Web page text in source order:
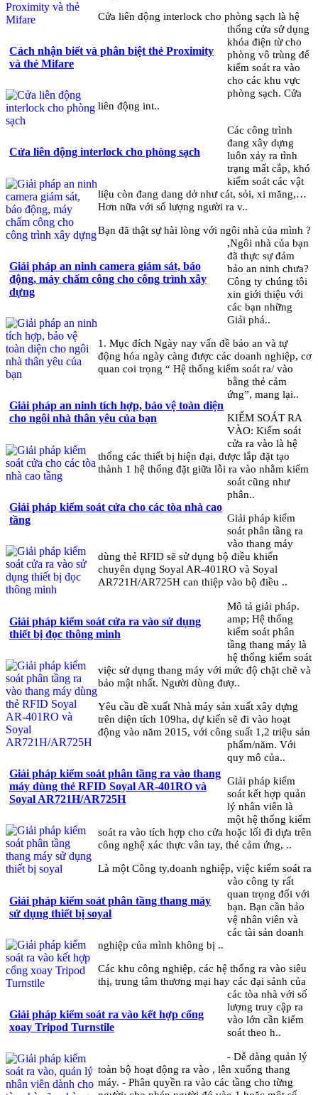
Cách nhận biết và phân biệt thẻ Proximity
và thẻ Mifare
Cửa liên động interlock cho phòng sạch
Cửa liên động interlock cho phòng sạch là hệ
thống cửa sử dụng
khóa điện từ cho
phòng vô trùng để
kiểm soát ra vào
cho các khu vực
phòng sạch. Cửa
liên động int..
Giải pháp an ninh camera giám sát, báo
động, máy chấm công cho công trình xây
dựng
Các công trình
đang xây dựng
luôn xảy ra tình
trạng mất cắp, khó
kiểm soát các vật
liệu còn đang dang dở như cát, sỏi, xi măng,…
Hơn nữa với số lượng người ra v..
Giải pháp an ninh tích hợp, bảo vệ toàn diện
cho ngôi nhà thân yêu của bạn
Bạn đã thật sự hài lòng với ngôi nhà của mình ?
,Ngôi nhà của bạn
đã thực sự đảm
bảo an ninh chưa?
Công ty chúng tôi
xin giới thiệu với
các bạn những
Giải phá..
Giải pháp kiểm soát cửa cho các tòa nhà cao
tầng
1. Mục đích Ngày nay vấn đề bảo an và tự
động hóa ngày càng được các doanh nghiệp, cơ
quan coi trọng “ Hệ thống kiểm soát ra/ vào
bằng thẻ cảm
ứng”, mang lại..
Giải pháp kiểm soát cửa ra vào sử dụng
thiết bị đọc thông minh
KIỂM SOÁT RA
VÀO: Kiểm soát
cửa ra vào là hệ
thống các thiết bị hiện đại, được lắp đặt tạo
thành 1 hệ thống đặt giữa lỗi ra vào nhằm kiểm
soát cũng như
phân..
Giải pháp kiểm soát phân tầng ra vào thang
máy dùng thẻ RFID Soyal AR-401RO và
Soyal AR721H/AR725H
Giải pháp kiểm
soát phân tầng ra
vào thang máy
dùng thẻ RFID sẽ sử dụng bộ điều khiển
chuyên dụng Soyal AR-401RO và Soyal
AR721H/AR725H can thiệp vào bộ điều ..
Giải pháp kiểm soát phân tầng thang máy
sử dụng thiết bị soyal
Mô tả giải pháp.
amp; Hệ thống
kiểm soát phân
tầng thang máy là
hệ thống kiểm soát
việc sử dụng thang máy với mức độ chặt chẽ và
bảo mật nhất. Người dùng đượ..
Giải pháp kiểm soát ra vào kết hợp cổng
xoay Tripod Turnstile
Yêu cầu đề xuất Nhà máy sản xuất xây dựng
trên diện tích 109ha, dự kiến sẽ đi vào hoạt
động vào năm 2015, với công suất 1,2 triệu sản
phẩm/năm. Với
quy mô của..
Giải pháp kiểm
soát kết hợp quản
lý nhân viên là
một hệ thống kiểm
soát ra vào tích hợp cho cửa hoặc lối đi dựa trên
công nghệ xác thực vân tay, thẻ cảm ứng, ..
Là một Công ty,doanh nghiệp, việc kiểm soát ra
vào công ty rất
quan trọng đối với
bạn. Bạn cần bảo
vệ nhân viên và
các tài sản doanh
nghiệp của mình không bị ..
Các khu công nghiệp, các hệ thống ra vào siêu
thị, trung tâm thương mại hay các đại sảnh của
các tòa nhà với số
lượng truy cập ra
vào lớn cần kiểm
soát theo h..
- Dễ dàng quản lý
toàn bộ hoạt động ra vào , lên xuống thang
máy. - Phân quyền ra vào các tầng cho từng